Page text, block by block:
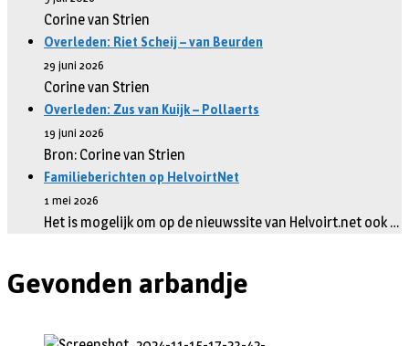
Corine van Strien
Overleden: Riet Scheij – van Beurden
29 juni 2026
Corine van Strien
Overleden: Zus van Kuijk – Pollaerts
19 juni 2026
Bron: Corine van Strien
Familieberichten op HelvoirtNet
1 mei 2026
Het is mogelijk om op de nieuwssite van Helvoirt.net ook …
Gevonden arbandje